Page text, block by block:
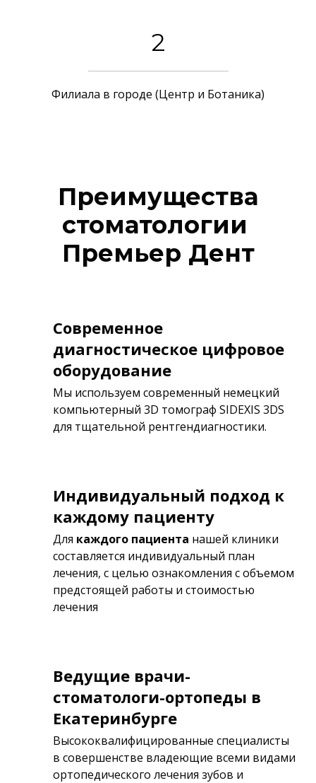
2
Филиала в городе (Центр и Ботаника)
Преимущества
стоматологии
Премьер Дент
Современное
диагностическое цифровое
оборудование
Мы используем современный немецкий
компьютерный 3D томограф SIDEXIS 3DS
для тщательной рентгендиагностики.
Индивидуальный подход к
каждому пациенту
Для каждого пациента нашей клиники
составляется индивидуальный план
лечения, с целью ознакомления с объемом
предстоящей работы и стоимостью
лечения
Ведущие врачи-
стоматологи-ортопеды в
Екатеринбурге
Высококвалифицированные специалисты
в совершенстве владеющие всеми видами
ортопедического лечения зубов и